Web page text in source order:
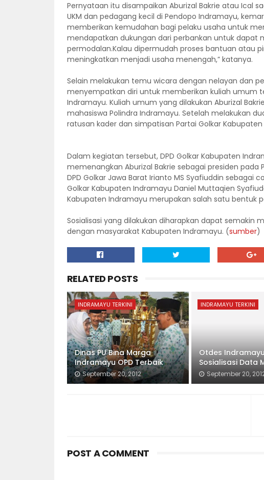
Pernyataan itu disampaikan Aburizal Bakrie atau Ical
UKM dan pedagang kecil di Pendopo Indramayu,
memberikan kemudahan bagi pelaku usaha untuk
mendapatkan dukungan dari perbankan untuk dapat
permodalan.Kalau dipermudah proses bantuan atau
meningkatkan menjadi usaha menengah,” katanya.
Selain melakukan temu wicara dengan nelayan dan
menyempatkan diri untuk memberikan kuliah umum
Indramayu. Kuliah umum yang dilakukan Aburizal
mahasiswa Polindra Indramayu. Setelah melakukan
ratusan kader dan simpatisan Partai Golkar
Dalam kegiatan tersebut, DPD Golkar Kabupaten
memenangkan Aburizal Bakrie sebagai presiden
DPD Golkar Jawa Barat Irianto MS Syafiuddin sebagai
Golkar Kabupaten Indramayu Daniel Muttaqien
Kabupaten Indramayu merupakan salah satu bentuk
Sosialisasi yang dilakukan diharapkan dapat semakin
dengan masyarakat Kabupaten Indramayu. (sumber)
RELATED POSTS
INDRAMAYU TERKINI
Dinas PU Bina Marga
Indramayu OPD Terbaik
September 20, 2012
INDRAMAYU TERKINI
Otdes
Sosialisasi Data
September 20,
POST A COMMENT